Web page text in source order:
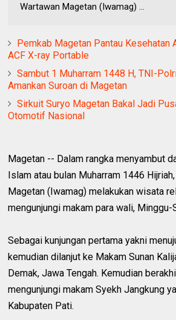
Wartawan Magetan (Iwamag) ...
Pemkab Magetan Pantau Kesehatan
ACF X-ray Portable
Sambut 1 Muharram 1448 H, TNI-
Amankan Suroan di Magetan
Sirkuit Suryo Magetan Bakal Jadi
Otomotif Nasional
Magetan -- Dalam rangka menyambut
Islam atau bulan Muharram 1446
Magetan (Iwamag) melakukan wisata
mengunjungi makam para wali,
Sebagai kunjungan pertama yakni
kemudian dilanjut ke Makam Sunan
Demak, Jawa Tengah. Kemudian
mengunjungi makam Syekh Jangkung
Kabupaten Pati.